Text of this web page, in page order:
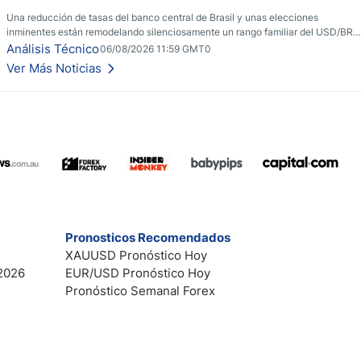
Una reducción de tasas del banco central de Brasil y unas elecciones
inminentes están remodelando silenciosamente un rango familiar del USD/BRL.
Una reducción de tasas por parte del banco central de Brasil y unas elecciones
inminentes están remodelando silenciosamente un rango familiar del USD/BRL.
Esto es lo que los traders están observando a continuación.
Análisis Técnico06/08/2026 11:59 GMT0
Ver Más Noticias
Pronosticos Recomendados
XAUUSD Pronóstico Hoy
EUR/USD Pronóstico Hoy
Pronóstico Semanal Forex